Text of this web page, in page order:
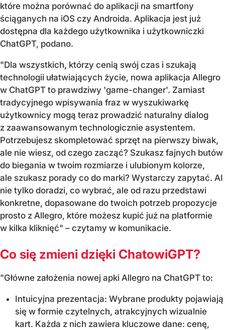
które można porównać do aplikacji na smartfony
ściąganych na iOS czy Androida. Aplikacja jest już
dostępna dla każdego użytkownika i użytkowniczki
ChatGPT, podano.
"Dla wszystkich, którzy cenią swój czas i szukają
technologii ułatwiających życie, nowa aplikacja Allegro
w ChatGPT to prawdziwy 'game-changer'. Zamiast
tradycyjnego wpisywania fraz w wyszukiwarkę
użytkownicy mogą teraz prowadzić naturalny dialog
z zaawansowanym technologicznie asystentem.
Potrzebujesz skompletować sprzęt na pierwszy biwak,
ale nie wiesz, od czego zacząć? Szukasz fajnych butów
do biegania w twoim rozmiarze i ulubionym kolorze,
ale szukasz porady co do marki? Wystarczy zapytać. AI
nie tylko doradzi, co wybrać, ale od razu przedstawi
konkretne, dopasowane do twoich potrzeb propozycje
prosto z Allegro, które możesz kupić już na platformie
w kilka kliknięć" – czytamy w komunikacie.
Co się zmieni dzięki ChatowiGPT?
"Główne założenia nowej apki Allegro na ChatGPT to:
Intuicyjna prezentacja: Wybrane produkty pojawiają
się w formie czytelnych, atrakcyjnych wizualnie
kart. Każda z nich zawiera kluczowe dane: cenę,